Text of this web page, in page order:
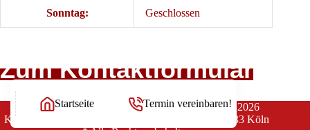
Sonntag: Geschlossen
Zum Kontaktformular
Copyright Rechtsanwälte Balg und Willerscheid © 2026
Kanzlei Balg & Willerscheid * Yorckstraße 12 * 50733 Köln
Startseite Termin vereinbaren!